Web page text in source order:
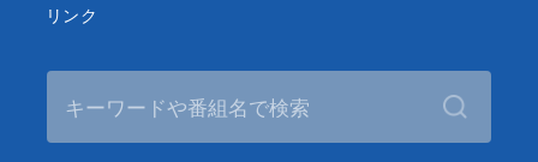
リンク